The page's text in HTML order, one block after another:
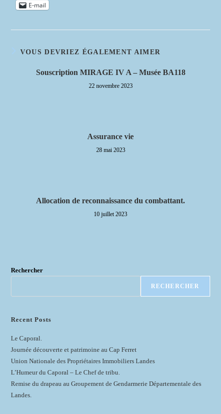
E-mail
VOUS DEVRIEZ ÉGALEMENT AIMER
Souscription MIRAGE IV A – Musée BA118
22 novembre 2023
Assurance vie
28 mai 2023
Allocation de reconnaissance du combattant.
10 juillet 2023
Rechercher
RECHERCHER
Recent Posts
Le Caporal.
Journée découverte et patrimoine au Cap Ferret
Union Nationale des Propriétaires Immobiliers Landes
L’Humeur du Caporal – Le Chef de tribu.
Remise du drapeau au Groupement de Gendarmerie Départementale des
Landes.